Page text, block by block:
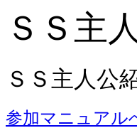
ＳＳ主
ＳＳ主人公
参加マニュアル